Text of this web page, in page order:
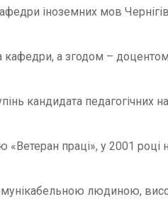
іноземних мов
а згодом – доцентом
кандидата педагогічних
праці», у 2001 році
людиною,